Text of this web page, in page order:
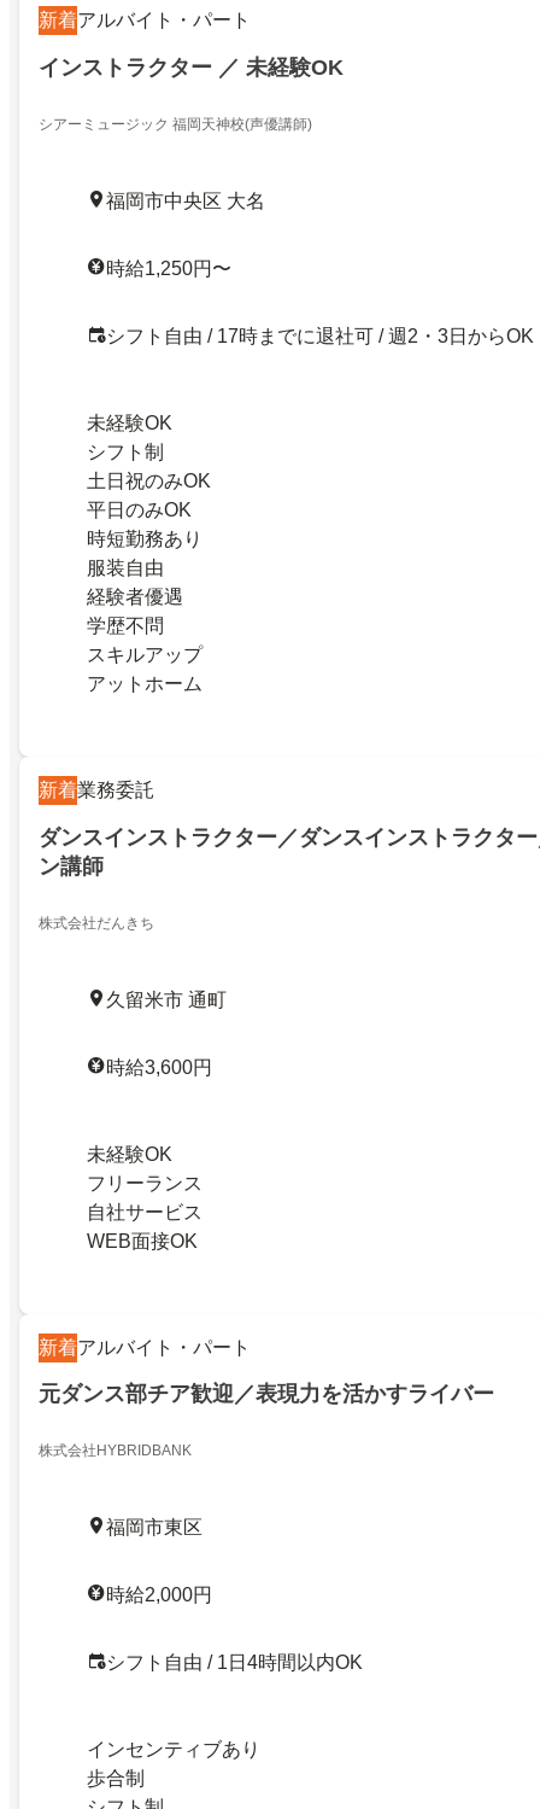
新着アルバイト・パート
インストラクター ／ 未経験OK
シアーミュージック 福岡天神校(声優講師)
福岡市中央区 大名
時給1,250円〜
シフト自由 / 17時までに退社可 / 週2・3日からOK
未経験OK
シフト制
土日祝のみOK
平日のみOK
時短勤務あり
服装自由
経験者優遇
学歴不問
スキルアップ
アットホーム
新着業務委託
ダンスインストラクター／ダンスインストラクタ
ン講師
株式会社だんきち
久留米市 通町
時給3,600円
未経験OK
フリーランス
自社サービス
WEB面接OK
新着アルバイト・パート
元ダンス部チア歓迎／表現力を活かすライバー
株式会社HYBRIDBANK
福岡市東区
時給2,000円
シフト自由 / 1日4時間以内OK
インセンティブあり
歩合制